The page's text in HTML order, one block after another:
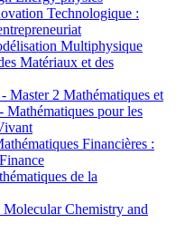
Technologique :
Multiphysique
Matériaux et des
2 Mathématiques et
Mathématiques pour les
Financières :
de la
Chemistry and